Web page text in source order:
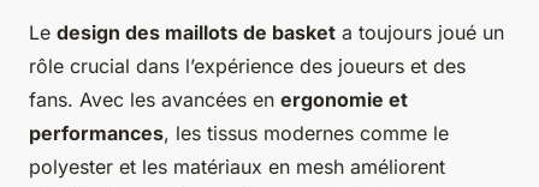
Le design des maillots de basket a toujours joué un
rôle crucial dans l’expérience des joueurs et des
fans. Avec les avancées en ergonomie et
performances, les tissus modernes comme le
polyester et les matériaux en mesh améliorent